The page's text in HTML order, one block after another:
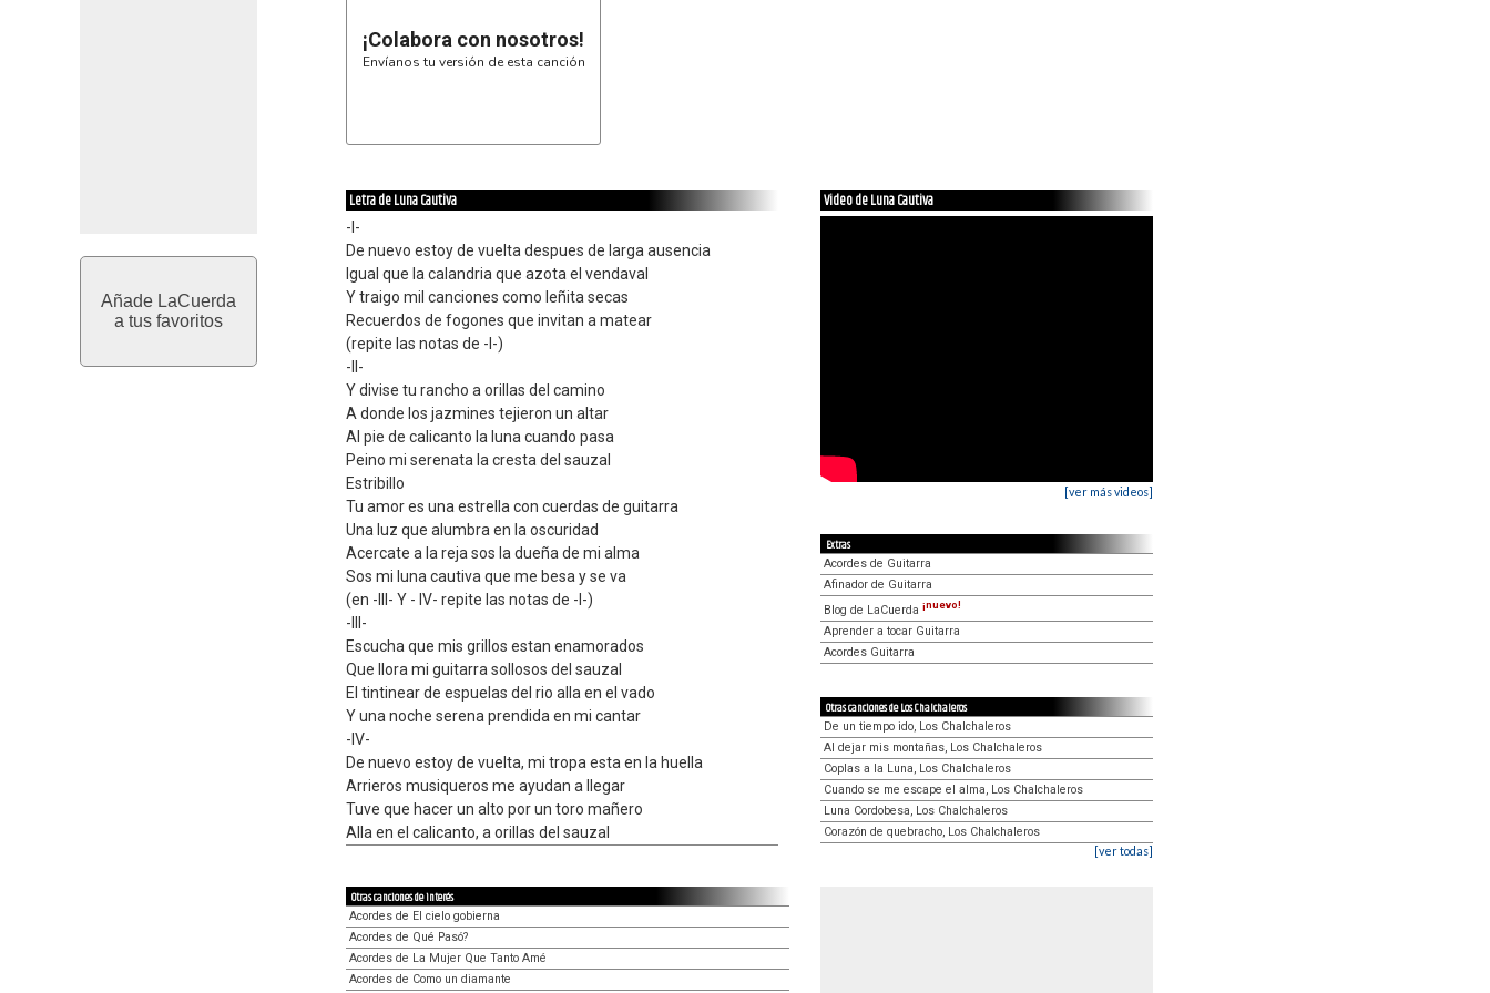
Añade LaCuerda
a tus favoritos
¡Colabora con nosotros!
Envíanos tu versión de esta canción
Letra de Luna Cautiva
-I-
De nuevo estoy de vuelta despues de larga ausencia
Igual que la calandria que azota el vendaval
Y traigo mil canciones como leñita secas
Recuerdos de fogones que invitan a matear
(repite las notas de -I-)
-II-
Y divise tu rancho a orillas del camino
A donde los jazmines tejieron un altar
Al pie de calicanto la luna cuando pasa
Peino mi serenata la cresta del sauzal
Estribillo
Tu amor es una estrella con cuerdas de guitarra
Una luz que alumbra en la oscuridad
Acercate a la reja sos la dueña de mi alma
Sos mi luna cautiva que me besa y se va
(en -III- Y - IV- repite las notas de -I-)
-III-
Escucha que mis grillos estan enamorados
Que llora mi guitarra sollosos del sauzal
El tintinear de espuelas del rio alla en el vado
Y una noche serena prendida en mi cantar
-IV-
De nuevo estoy de vuelta, mi tropa esta en la huella
Arrieros musiqueros me ayudan a llegar
Tuve que hacer un alto por un toro mañero
Alla en el calicanto, a orillas del sauzal
Video de Luna Cautiva
[ver más videos]
Extras
Acordes de Guitarra
Afinador de Guitarra
Blog de LaCuerda ¡nuevo!
Aprender a tocar Guitarra
Acordes Guitarra
Otras canciones de Los Chalchaleros
De un tiempo ido, Los Chalchaleros
Al dejar mis montañas, Los Chalchaleros
Coplas a la Luna, Los Chalchaleros
Cuando se me escape el alma, Los Chalchaleros
Luna Cordobesa, Los Chalchaleros
Corazón de quebracho, Los Chalchaleros
[ver todas]
Otras canciones de interés
Acordes de El cielo gobierna
Acordes de Qué Pasó?
Acordes de La Mujer Que Tanto Amé
Acordes de Como un diamante